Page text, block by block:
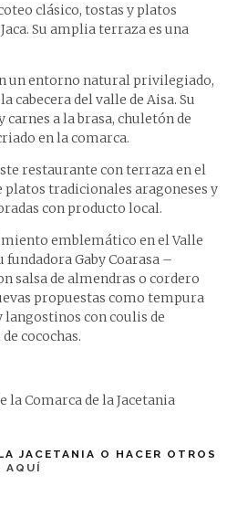
clásico, tostas y platos
Su amplia terraza es una
un entorno natural privilegiado,
cabecera del valle de Aisa. Su
a la brasa, chuletón de
en la comarca.
restaurante con terraza en el
tradicionales aragoneses y
con producto local.
emblemático en el Valle
fundadora Gaby Coarasa –
salsa de almendras o cordero
propuestas como tempura
langostinos con coulis de
cocochas.
la Comarca de la Jacetania
JACETANIA O HACER OTROS
AQUÍ